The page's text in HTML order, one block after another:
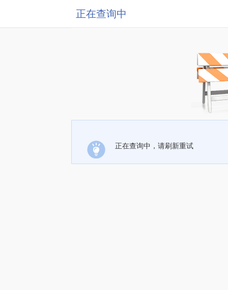
正在查询中
正在查询中，请刷新重试